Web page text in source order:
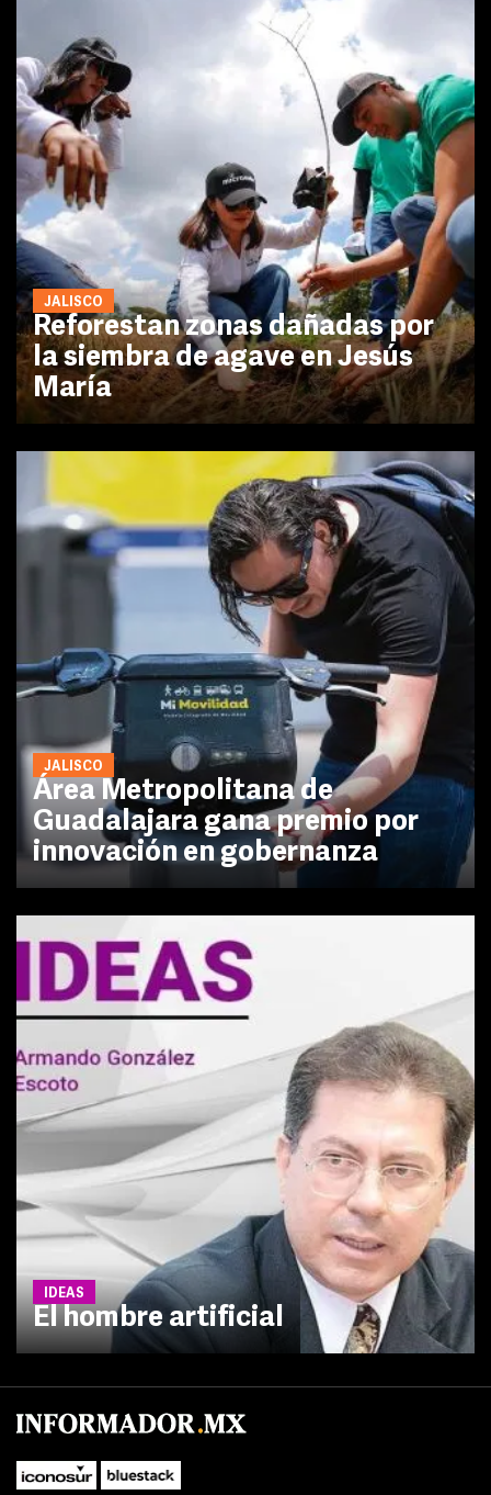
JALISCO
Reforestan zonas dañadas por
la siembra de agave en Jesús
María
JALISCO
Área Metropolitana de
Guadalajara gana premio por
innovación en gobernanza
IDEAS
El hombre artificial